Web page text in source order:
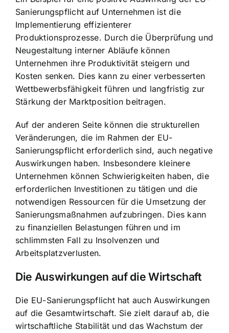
Sanierungspflicht auf Unternehmen ist die
Implementierung effizienterer
Produktionsprozesse. Durch die Überprüfung und
Neugestaltung interner Abläufe können
Unternehmen ihre Produktivität steigern und
Kosten senken. Dies kann zu einer verbesserten
Wettbewerbsfähigkeit führen und langfristig zur
Stärkung der Marktposition beitragen.
Auf der anderen Seite können die strukturellen
Veränderungen, die im Rahmen der EU-
Sanierungspflicht erforderlich sind, auch negative
Auswirkungen haben. Insbesondere kleinere
Unternehmen können Schwierigkeiten haben, die
erforderlichen Investitionen zu tätigen und die
notwendigen Ressourcen für die Umsetzung der
Sanierungsmaßnahmen aufzubringen. Dies kann
zu finanziellen Belastungen führen und im
schlimmsten Fall zu Insolvenzen und
Arbeitsplatzverlusten.
Die Auswirkungen auf die Wirtschaft
Die EU-Sanierungspflicht hat auch Auswirkungen
auf die Gesamtwirtschaft. Sie zielt darauf ab, die
wirtschaftliche Stabilität und das Wachstum der